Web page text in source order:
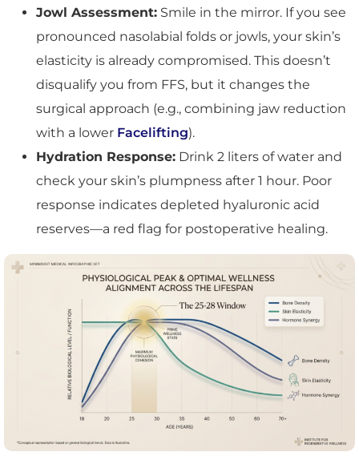
Jowl Assessment: Smile in the mirror. If you see
pronounced nasolabial folds or jowls, your skin’s
elasticity is already compromised. This doesn’t
disqualify you from FFS, but it changes the
surgical approach (e.g., combining jaw reduction
with a lower Facelifting).
Hydration Response: Drink 2 liters of water and
check your skin’s plumpness after 1 hour. Poor
response indicates depleted hyaluronic acid
reserves—a red flag for postoperative healing.